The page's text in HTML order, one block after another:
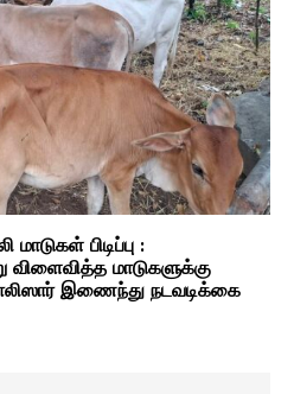
பிடிப்பு :
விளைவித்த மாடுகளுக்கு
இணைந்து நடவடிக்கை